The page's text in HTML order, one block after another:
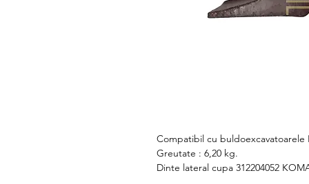
Compatibil cu buldoexcavatoarele
Greutate : 6,20 kg.
Dinte lateral cupa 312204052